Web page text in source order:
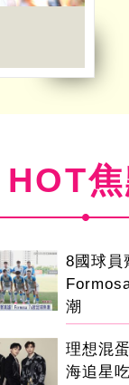
HOT
8國球
潮
理想混
海追星